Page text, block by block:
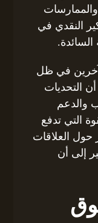
والممارسات
النقدي في
السائدة.
في ظل
التحديات
والدعم
التي تدفع
حول العلاقات
إلى أن